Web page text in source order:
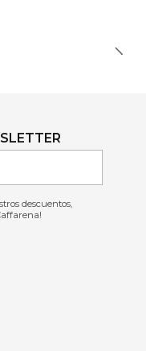
descuentos,